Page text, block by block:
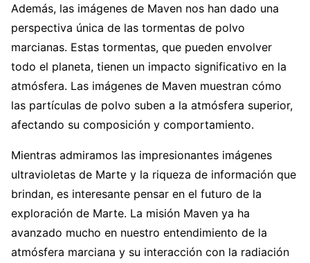
Además, las imágenes de Maven nos han dado una
perspectiva única de las tormentas de polvo
marcianas. Estas tormentas, que pueden envolver
todo el planeta, tienen un impacto significativo en la
atmósfera. Las imágenes de Maven muestran cómo
las partículas de polvo suben a la atmósfera superior,
afectando su composición y comportamiento.
Mientras admiramos las impresionantes imágenes
ultravioletas de Marte y la riqueza de información que
brindan, es interesante pensar en el futuro de la
exploración de Marte. La misión Maven ya ha
avanzado mucho en nuestro entendimiento de la
atmósfera marciana y su interacción con la radiación